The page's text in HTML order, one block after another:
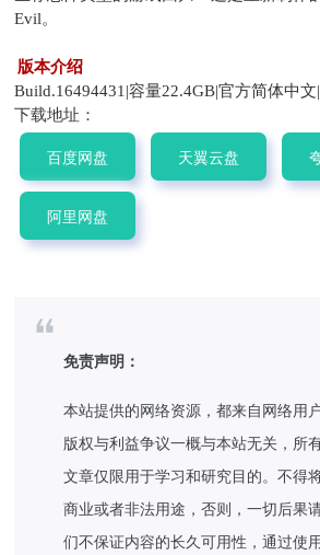
Evil。
版本介绍
Build.16494431|容量22.4GB|官方简体中
下载地址：
百度网盘 天翼云盘
阿里网盘
免责声明：
本站提供的网络资源，都来自网络用
版权与利益争议一概与本站无关，所
文章仅限用于学习和研究目的。不得
商业或者非法用途，否则，一切后果
们不保证内容的长久可用性，通过使